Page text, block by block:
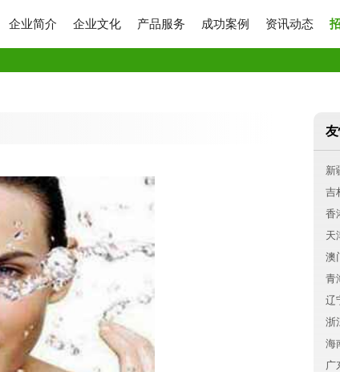
企业简介 企业文化 产品服务 成功案例 资讯动态
新
吉
香
天
澳
青
辽
浙
海
广